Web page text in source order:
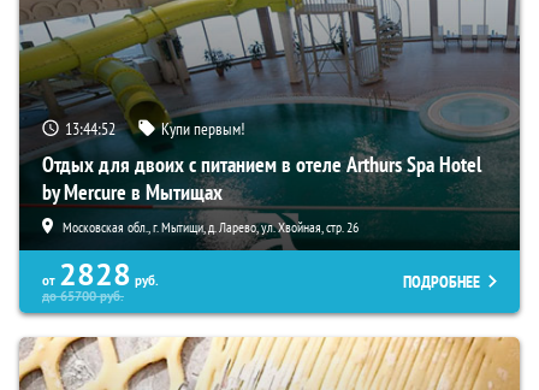
13:44:51 Купи первым!
Отдых для двоих с питанием в отеле Arthurs Spa Hotel
by Mercure в Мытищах
Московская обл., г. Мытищи, д. Ларево, ул. Хвойная, стр. 26
от 2828 руб.
до65700руб.
ПОДРОБНЕЕ